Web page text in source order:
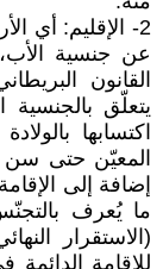
2- الإقليم: أي
عن جنسية
يتعلّق بالجنسية
اكتسابها
المعيّن حتى سن
إضافة إلى
ما يُعرف
(الاستقرار
للإقامة